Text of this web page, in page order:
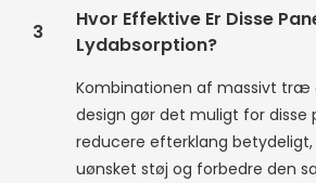
3
Hvor Effektive Er Disse
Lydabsorption?
Kombinationen af ​​massivt træ
design gør det muligt for disse
reducere efterklang
uønsket støj og forbedre den